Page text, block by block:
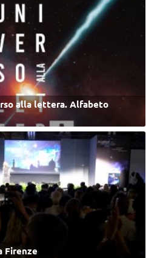
alla lettera. Alfabeto
Firenze